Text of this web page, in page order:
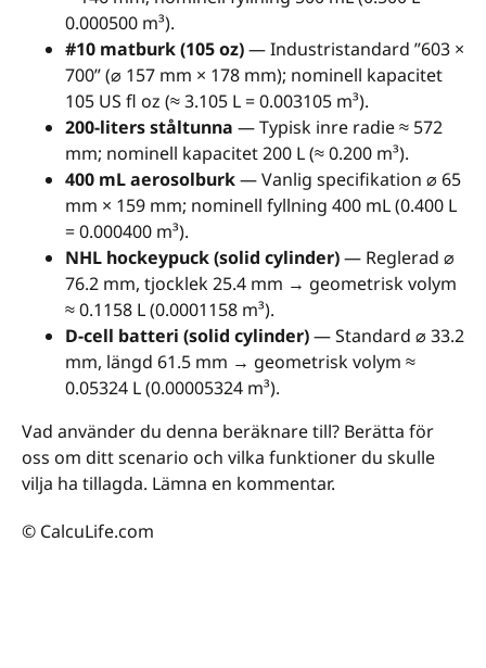
0.000500 m³).
#10 matburk (105 oz)— Industristandard ”603 ×
700” (⌀ 157 mm × 178 mm); nominell kapacitet
105 US fl oz (≈ 3.105 L = 0.003105 m³).
200-liters ståltunna — Typisk inre radie ≈ 572
mm; nominell kapacitet 200 L (≈ 0.200 m³).
400 mL aerosolburk— Vanlig specifikation ⌀ 65
mm × 159 mm; nominell fyllning 400 mL (0.400 L
= 0.000400 m³).
NHL hockeypuck (solid cylinder)— Reglerad ⌀
76.2 mm, tjocklek 25.4 mm → geometrisk volym
≈ 0.1158 L (0.0001158 m³).
D-cell batteri (solid cylinder)— Standard ⌀ 33.2
mm, längd 61.5 mm → geometrisk volym ≈
0.05324 L (0.00005324 m³).
Vad använder du denna beräknare till? Berätta för
oss om ditt scenario och vilka funktioner du skulle
vilja ha tillagda. Lämna en kommentar.
© CalcuLife.com